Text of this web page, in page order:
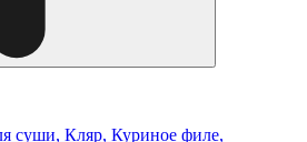
суши, Кляр, Куриное филе,